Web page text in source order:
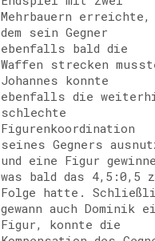
Mehrbauern
dem sein Gegner
ebenfalls bald die
Waffen strecken
Johannes konnte
ebenfalls die
schlechte
Figurenkoordination
seines Gegners
und eine Figur
was bald das 4,5:0,5
Folge hatte.
gewann auch Dominik
Figur, konnte die